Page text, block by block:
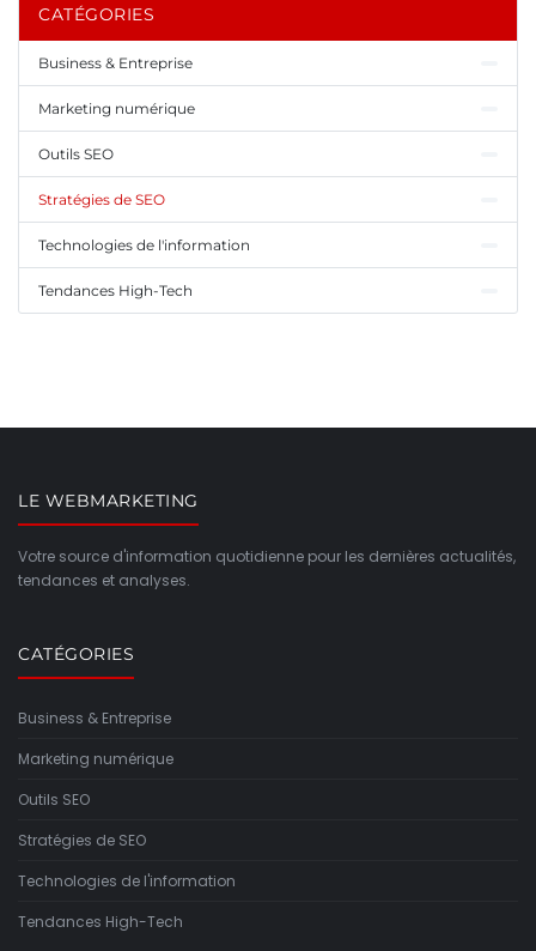
CATÉGORIES
Business & Entreprise
Marketing numérique
Outils SEO
Stratégies de SEO
Technologies de l'information
Tendances High-Tech
LE WEBMARKETING
Votre source d'information quotidienne pour les dernières actualités,
tendances et analyses.
CATÉGORIES
Business & Entreprise
Marketing numérique
Outils SEO
Stratégies de SEO
Technologies de l'information
Tendances High-Tech